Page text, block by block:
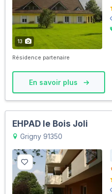
13
Résidence partenaire
En savoir plus
EHPAD le Bois Joli
Grigny 91350